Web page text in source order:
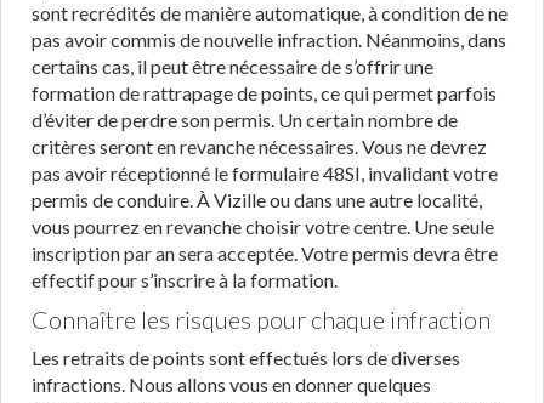
sont recrédités de manière automatique, à condition de ne
pas avoir commis de nouvelle infraction. Néanmoins, dans
certains cas, il peut être nécessaire de s’offrir une
formation de rattrapage de points, ce qui permet parfois
d’éviter de perdre son permis. Un certain nombre de
critères seront en revanche nécessaires. Vous ne devrez
pas avoir réceptionné le formulaire 48SI, invalidant votre
permis de conduire. À Vizille ou dans une autre localité,
vous pourrez en revanche choisir votre centre. Une seule
inscription par an sera acceptée. Votre permis devra être
effectif pour s’inscrire à la formation.
Connaître les risques pour chaque infraction
Les retraits de points sont effectués lors de diverses
infractions. Nous allons vous en donner quelques